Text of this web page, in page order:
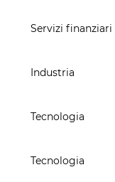
Servizi finanziari
Industria
Tecnologia
Tecnologia